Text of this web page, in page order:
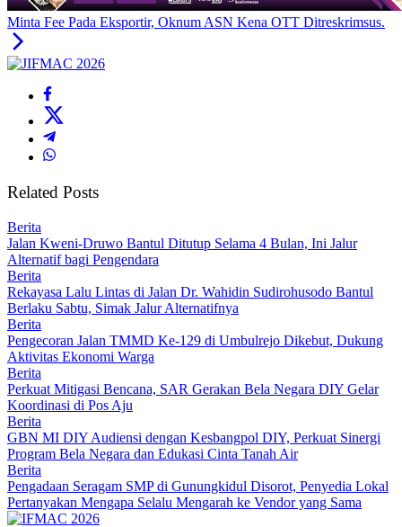
Minta Fee Pada Eksportir, Oknum ASN Kena OTT Ditreskrimsus.
Related Posts
Berita
Jalan Kweni-Druwo Bantul Ditutup Selama 4 Bulan, Ini Jalur
Alternatif bagi Pengendara
Berita
Rekayasa Lalu Lintas di Jalan Dr. Wahidin Sudirohusodo Bantul
Berlaku Sabtu, Simak Jalur Alternatifnya
Berita
Pengecoran Jalan TMMD Ke-129 di Umbulrejo Dikebut, Dukung
Aktivitas Ekonomi Warga
Berita
Perkuat Mitigasi Bencana, SAR Gerakan Bela Negara DIY Gelar
Koordinasi di Pos Aju
Berita
GBN MI DIY Audiensi dengan Kesbangpol DIY, Perkuat Sinergi
Program Bela Negara dan Edukasi Cinta Tanah Air
Berita
Pengadaan Seragam SMP di Gunungkidul Disorot, Penyedia Lokal
Pertanyakan Mengapa Selalu Mengarah ke Vendor yang Sama